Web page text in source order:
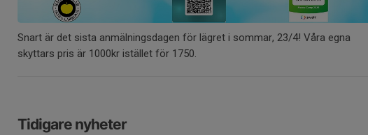
Snart är det sista anmälningsdagen för lägret i sommar, 23/4! Våra egna
skyttars pris är 1000kr istället för 1750.
Tidigare nyheter